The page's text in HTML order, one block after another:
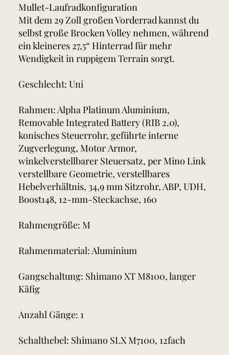
Mullet-Laufradkonfiguration
Mit dem 29 Zoll großen Vorderrad kannst du
selbst große Brocken Volley nehmen, während
ein kleineres 27,5“ Hinterrad für mehr
Wendigkeit in ruppigem Terrain sorgt.
Geschlecht: Uni
Rahmen: Alpha Platinum Aluminium,
Removable Integrated Battery (RIB 2.0),
konisches Steuerrohr, geführte interne
Zugverlegung, Motor Armor,
winkelverstellbarer Steuersatz, per Mino Link
verstellbare Geometrie, verstellbares
Hebelverhältnis, 34,9 mm Sitzrohr, ABP, UDH,
Boost148, 12-mm-Steckachse, 160
Rahmengröße: M
Rahmenmaterial: Aluminium
Gangschaltung: Shimano XT M8100, langer
Käfig
Anzahl Gänge: 1
Schalthebel: Shimano SLX M7100, 12fach